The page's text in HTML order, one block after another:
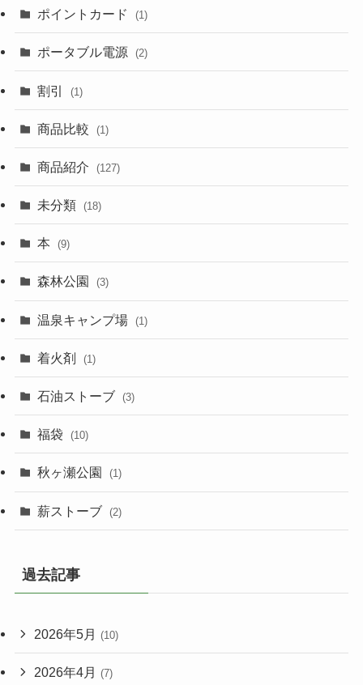
ポイントカード (1)
ポータブル電源 (2)
割引 (1)
商品比較 (1)
商品紹介 (127)
未分類 (18)
本 (9)
森林公園 (3)
温泉キャンプ場 (1)
着火剤 (1)
石油ストーブ (3)
福袋 (10)
秋ヶ瀬公園 (1)
薪ストーブ (2)
過去記事
2026年5月 (10)
2026年4月 (7)